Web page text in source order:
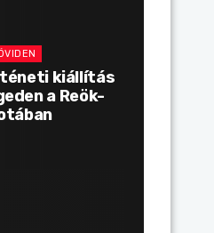
kiállítás
a Reök-